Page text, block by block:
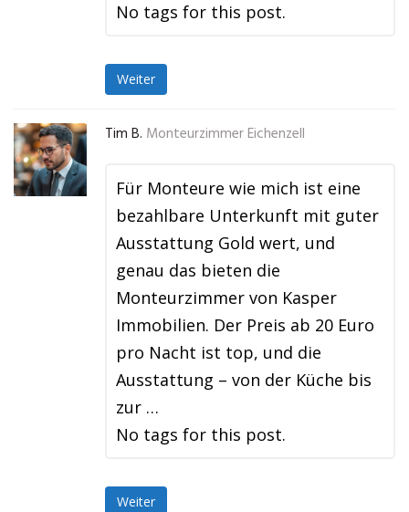
No tags for this post.
Weiter
Tim B. Monteurzimmer Eichenzell
Für Monteure wie mich ist eine
bezahlbare Unterkunft mit guter
Ausstattung Gold wert, und
genau das bieten die
Monteurzimmer von Kasper
Immobilien. Der Preis ab 20 Euro
pro Nacht ist top, und die
Ausstattung – von der Küche bis
zur …
No tags for this post.
Weiter